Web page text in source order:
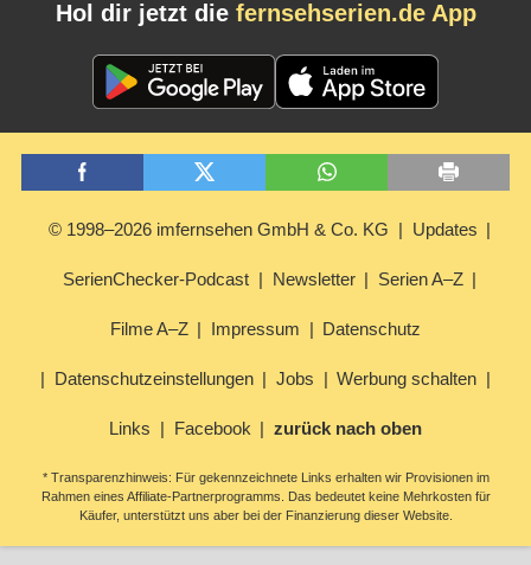
Hol dir jetzt die fernsehserien.de App
© 1998–2026 imfernsehen GmbH & Co. KG Updates
SerienChecker-Podcast Newsletter Serien A–Z
Filme A–Z Impressum Datenschutz
Datenschutzeinstellungen Jobs Werbung schalten
Links Facebook zurück nach oben
* Transparenzhinweis: Für gekennzeichnete Links erhalten wir Provisionen im
Rahmen eines Affiliate-Partnerprogramms. Das bedeutet keine Mehrkosten für
Käufer, unterstützt uns aber bei der Finanzierung dieser Website.